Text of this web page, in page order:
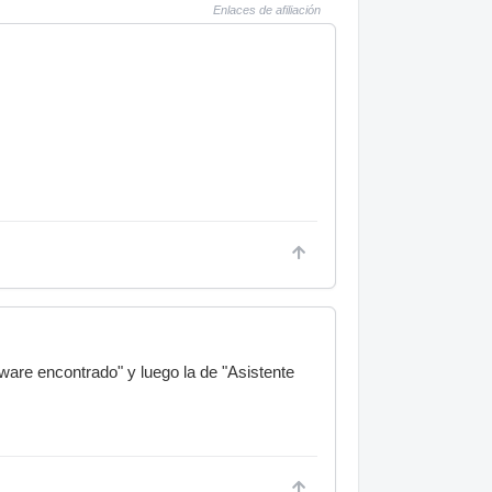
Enlaces de afiliación
encontrado" y luego la de "Asistente